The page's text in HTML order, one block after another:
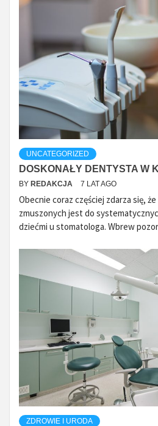
UNCATEGORIZED
DOSKONAŁY DENTYSTA W
BY REDAKCJA 7 LAT AGO
Obecnie coraz częściej zdarza się,
zmuszonych jest do
dziećmi u stomatologa. Wbrew
ZDROWIE I URODA